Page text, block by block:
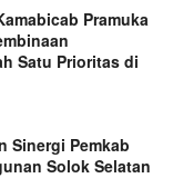
Pramuka
Satu Prioritas di
Sinergi Pemkab
Solok Selatan